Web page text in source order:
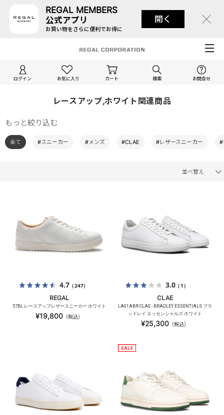
REGAL MEMBERS
公式アプリ
お買い物をさらに便利でお得に
開く
ログイン お気に入り カート 検索 お問合せ
レースアップ,ホワイト関連商品
もっと絞り込む
全て #スニーカー #メンズ #CLAE #レザースニーカー #
並べ替え
4.7（247）
REGAL
57BL レースアップレザースニーカー ホワイト
¥19,800（税込）
3.0（1）
CLAE
LA01ABR CLAE - BRADLEY ESSENTIALS ブラ
ッドレイ エッセンシャルズ ホワイト
¥25,300 （税込）